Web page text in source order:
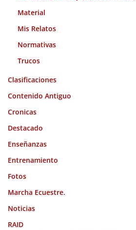
Material
Mis Relatos
Normativas
Trucos
Clasificaciones
Contenido Antiguo
Cronicas
Destacado
Enseñanzas
Entrenamiento
Fotos
Marcha Ecuestre.
Noticias
RAID